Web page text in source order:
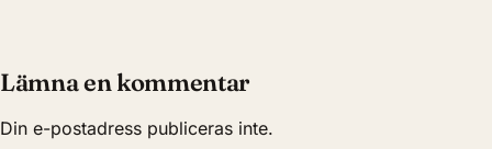
Lämna en kommentar
Din e-postadress publiceras inte.